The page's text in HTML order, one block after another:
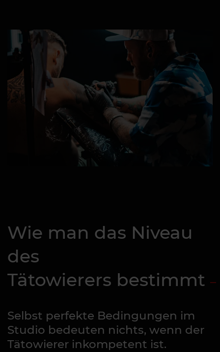
Wie man das Niveau
des
Tätowierers bestimmt
Selbst perfekte Bedingungen im
Studio bedeuten nichts, wenn der
Tätowierer inkompetent ist.